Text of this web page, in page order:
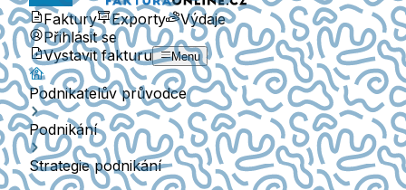
Faktury Exporty
Výdaje
Přihlásit se
Vystavit fakturu
Menu
Podnikatelův průvodce
Podnikání
Strategie podnikání